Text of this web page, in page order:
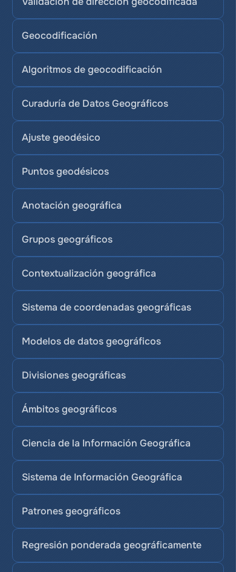
Geocodificación
Algoritmos de geocodificación
Curaduría de Datos Geográficos
Ajuste geodésico
Puntos geodésicos
Anotación geográfica
Grupos geográficos
Contextualización geográfica
Sistema de coordenadas geográficas
Modelos de datos geográficos
Divisiones geográficas
Ámbitos geográficos
Ciencia de la Información Geográfica
Sistema de Información Geográfica
Patrones geográficos
Regresión ponderada geográficamente